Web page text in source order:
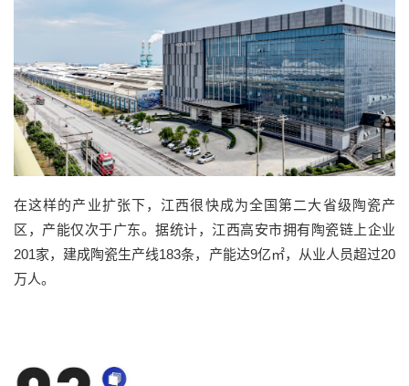
在这样的产业扩张下，江西很快成为全国第二大省级陶瓷产
区，产能仅次于广东。据统计，江西高安市拥有陶瓷链上企业
201家，建成陶瓷生产线183条，产能达9亿㎡，从业人员超过20
万人。